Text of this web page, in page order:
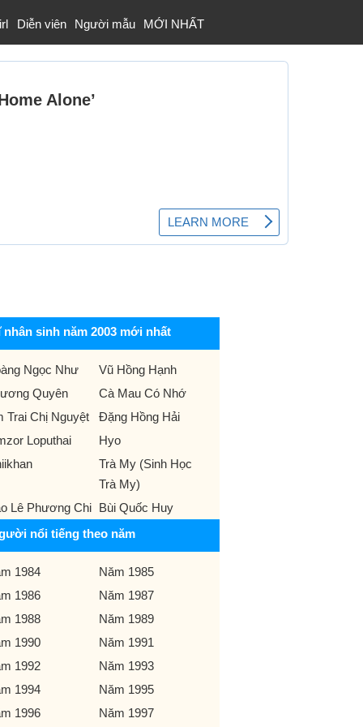
Diễn viên Người mẫu MỚI NHẤT
nhân sinh năm 2003 mới nhất
Ngọc Như
Vũ Hồng Hạnh
Quyên
Cà Mau Có Nhớ
Trai Chị Nguyệt
Đặng Hồng Hải
Loputhai
Hyo
Trà My (Sinh Học
Trà My)
Lê Phương Chi Bùi Quốc Huy
nổi tiếng theo năm
1984
Năm 1985
1986
Năm 1987
1988
Năm 1989
1990
Năm 1991
1992
Năm 1993
1994
Năm 1995
1996
Năm 1997